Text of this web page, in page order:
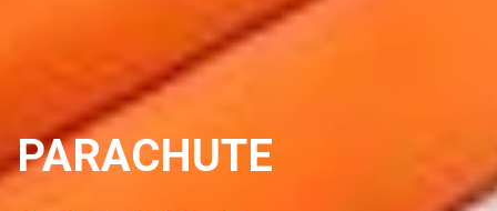
PARACHUTE
Prenez contact avec nous